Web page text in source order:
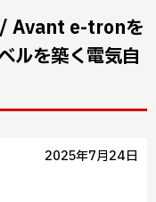
Avant e-tronを
ルを築く電気自
2025年7月24日